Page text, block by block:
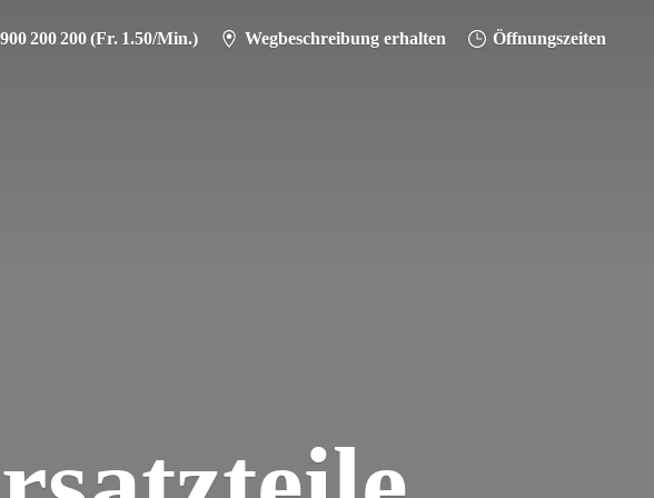
200 200 (Fr. 1.50/Min.) Wegbeschreibung erhalten Öffnungszeiten